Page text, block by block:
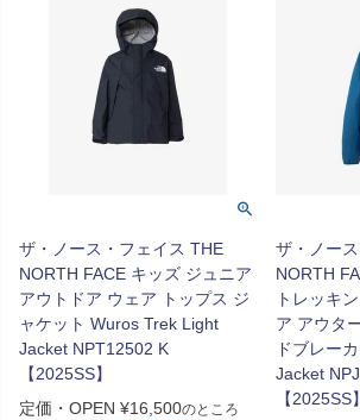
ザ・ノース・フェイス THE
NORTH FACE キッズ ジュニア
アウトドア ウェア トップス ジ
ャケット Wuros Trek Light
Jacket NPT12502 K
【2025SS】
定価・OPEN ¥16,500のところ
ザ・ノー
NORTH
トレッキ
ア アウタ
ドブレー
Jacket
【2025SS】